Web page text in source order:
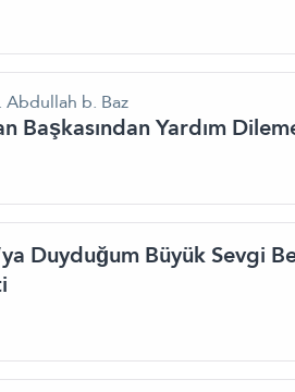
b. Baz
Başkasından Yardım
Duyduğum Büyük Sevgi